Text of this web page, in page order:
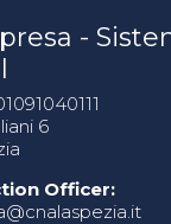
-
6
Officer: